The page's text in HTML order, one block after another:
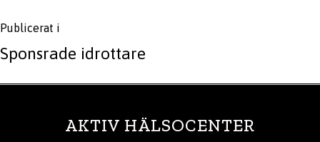
Publicerat i
Sponsrade idrottare
AKTIV HÄLSOCENTER